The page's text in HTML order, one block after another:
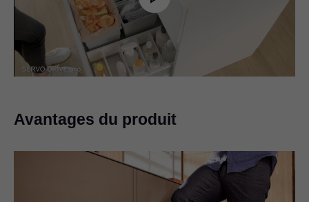
Play
Video
Avantages du produit